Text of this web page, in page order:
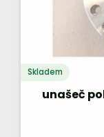
Skladem
unašeč